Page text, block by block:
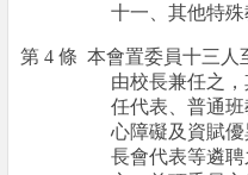
十一、其他特殊
第 4 條 本會置委員十三人
由校長兼任之
任代表、普通
心障礙及資賦
長會代表等遴